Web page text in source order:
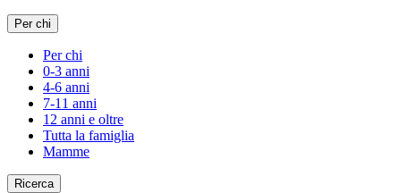
Per chi
Per chi
0-3 anni
4-6 anni
7-11 anni
12 anni e oltre
Tutta la famiglia
Mamme
Ricerca